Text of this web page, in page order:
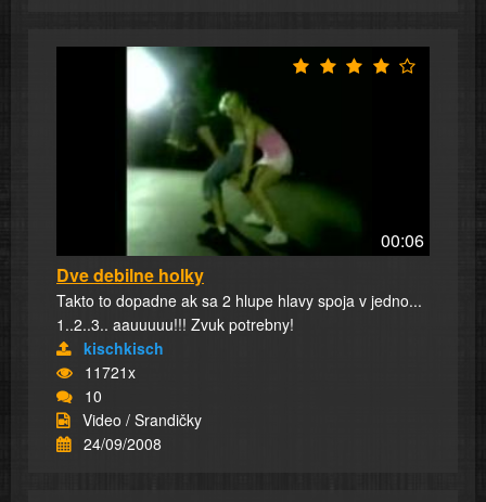
00:06
Dve debilne holky
Takto to dopadne ak sa 2 hlupe hlavy spoja v jedno...
1..2..3.. aauuuuu!!! Zvuk potrebny!
kischkisch
11721x
10
Video / Srandičky
24/09/2008